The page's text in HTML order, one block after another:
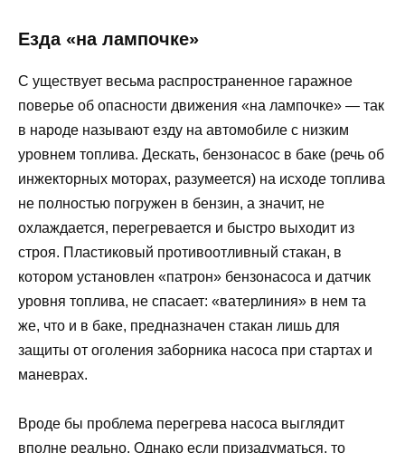
Езда «на лампочке»
С уществует весьма распространенное гаражное
поверье об опасности движения «на лампочке» — так
в народе называют езду на автомобиле с низким
уровнем топлива. Дескать, бензонасос в баке (речь об
инжекторных моторах, разумеется) на исходе топлива
не полностью погружен в бензин, а значит, не
охлаждается, перегревается и быстро выходит из
строя. Пластиковый противоотливный стакан, в
котором установлен «патрон» бензонасоса и датчик
уровня топлива, не спасает: «ватерлиния» в нем та
же, что и в баке, предназначен стакан лишь для
защиты от оголения заборника насоса при стартах и
маневрах.
Вроде бы проблема перегрева насоса выглядит
вполне реально. Однако если призадуматься, то